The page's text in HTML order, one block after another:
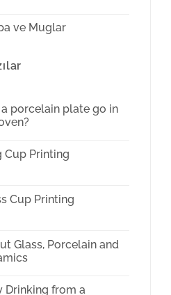
ve Muglar
a porcelain plate go in
Cup Printing
Cup Printing
Glass, Porcelain and
Drinking from a